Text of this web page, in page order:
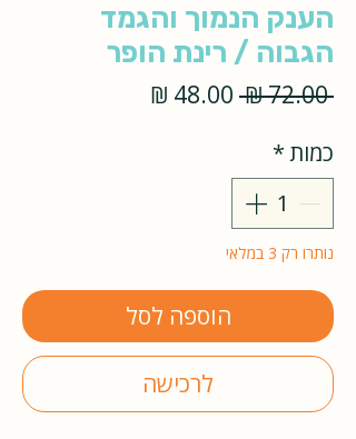
הענק הנמוך והגמד
הגבוה / רינת הופר
‏72.00 ‏₪
מחיר
כמות*
נותרו רק 3 במלאי
הוספה לסל
לרכישה